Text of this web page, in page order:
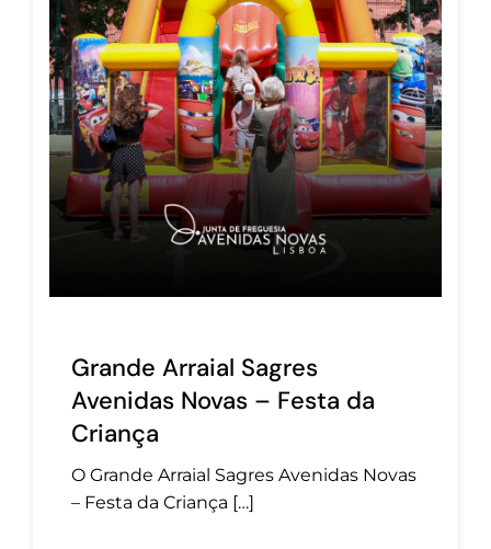
Grande Arraial Sagres
Avenidas Novas – Festa da
Criança
O Grande Arraial Sagres Avenidas Novas
– Festa da Criança […]